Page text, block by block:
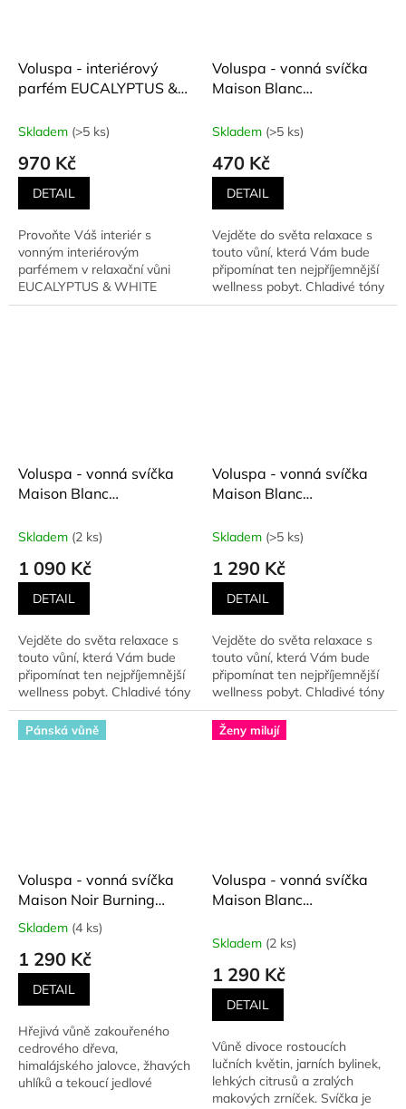
Voluspa - interiérový
parfém EUCALYPTUS &
a bílá šalvěj) 100 ml
Skladem (>5 ks)
970 Kč
DETAIL
Provoňte Váš interiér s
vonným interiérovým
parfémem v relaxační vůni
EUCALYPTUS & WHITE
SAGE. Provoní nejenom Váš
Voluspa - vonná svíčka
Maison Blanc
SAGE (Eukalyptus a bílá
Skladem (>5 ks)
470 Kč
DETAIL
Vejděte do světa relaxace s
touto vůní, která Vám bude
připomínat ten nejpříjemnější
wellness pobyt. Chladivé tóny
eukalyptu,...
Voluspa - vonná svíčka
Maison Blanc
SAGE (Eukalyptus a bílá
Skladem (2 ks)
1 090 Kč
DETAIL
Vejděte do světa relaxace s
touto vůní, která Vám bude
připomínat ten nejpříjemnější
wellness pobyt. Chladivé tóny
eukalyptu,...
Voluspa - vonná svíčka
Maison Blanc
SAGE (Eukalyptus a bílá
Skladem (>5 ks)
1 290 Kč
DETAIL
Vejděte do světa relaxace s
touto vůní, která Vám bude
připomínat ten nejpříjemnější
wellness pobyt. Chladivé tóny
eukalyptu,...
Pánská vůně
Voluspa - vonná svíčka
Maison Noir Burning
Woods (Hořící dřeva) 510
g
Průměrné
produktu
5,0
5
hvězdiček.
Skladem (4 ks)
1 290 Kč
DETAIL
Hřejivá vůně zakouřeného
cedrového dřeva,
himalájského jalovce, žhavých
uhlíků a tekoucí jedlové
Ženy milují
Voluspa - vonná svíčka
Maison Blanc
květy) 510 g
Skladem (2 ks)
1 290 Kč
DETAIL
Vůně divoce rostoucích
lučních květin, jarních bylinek,
lehkých citrusů a zralých
makových zrníček. Svíčka je